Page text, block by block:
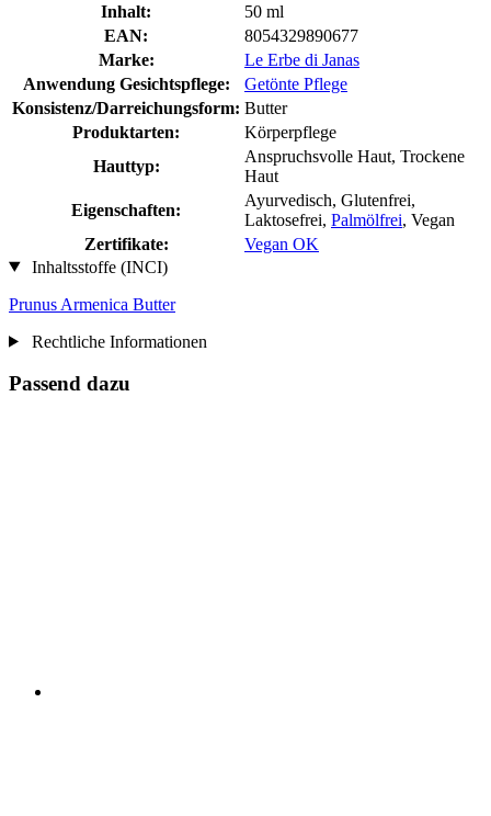
Inhalt:
50 ml
EAN:
8054329890677
Marke:
Le Erbe di Janas
Anwendung Gesichtspflege:
Getönte Pflege
Konsistenz/Darreichungsform: Butter
Produktarten:
Körperpflege
Hauttyp:
Anspruchsvolle Haut, Trockene
Haut
Eigenschaften:
Ayurvedisch, Glutenfrei,
Laktosefrei, Palmölfrei, Vegan
Zertifikate:
Vegan OK
Inhaltsstoffe (INCI)
Prunus Armenica Butter
Rechtliche Informationen
Passend dazu